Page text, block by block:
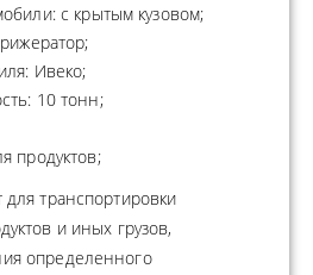
с крытым кузовом;
Ивеко;
10 тонн;
продуктов;
транспортировки
и иных грузов,
определенного